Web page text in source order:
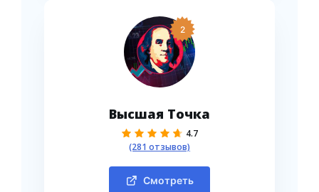
2
Высшая Точка
4.7
(281 отзывов)
Смотреть